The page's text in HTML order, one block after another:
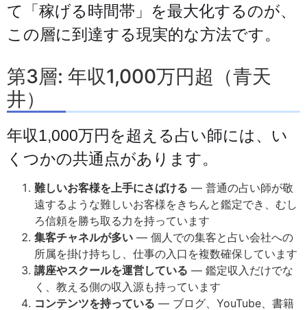
て「稼げる時間帯」を最大化するのが、
この層に到達する現実的な方法です。
第3層: 年収1,000万円超（青天
井）
年収1,000万円を超える占い師には、い
くつかの共通点があります。
難しいお客様を上手にさばける — 普通の占い師が敬
遠するような難しいお客様をきちんと鑑定でき、むし
ろ信頼を勝ち取る力を持っています
集客チャネルが多い — 個人での集客と占い会社への
所属を掛け持ちし、仕事の入口を複数確保しています
講座やスクールを運営している — 鑑定収入だけでな
く、教える側の収入源も持っています
コンテンツを持っている — ブログ、YouTube、書籍